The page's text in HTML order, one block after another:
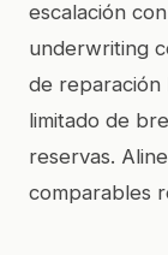
escalación
underwriting
de reparación
limitado de
reservas.
comparables